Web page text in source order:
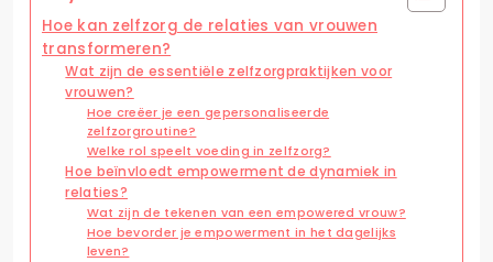
Hoe kan zelfzorg de relaties van vrouwen
transformeren?
Wat zijn de essentiële zelfzorgpraktijken voor
vrouwen?
Hoe creëer je een gepersonaliseerde
zelfzorgroutine?
Welke rol speelt voeding in zelfzorg?
Hoe beïnvloedt empowerment de dynamiek in
relaties?
Wat zijn de tekenen van een empowered vrouw?
Hoe bevorder je empowerment in het dagelijks
leven?